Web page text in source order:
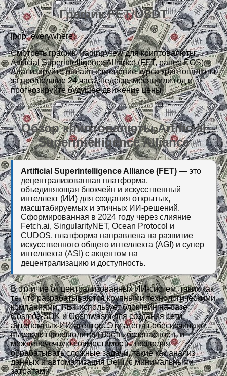
График FET/USDT
[php_everywhere]
Смотреть график TradingView для криптовалюты
Artificial Superintelligence Alliance (FET, ранее EOS).
Анализируйте онлайн изменение курса криптовалюты
за прошедшие 24 часа, неделю, месяц или год и
прогнозируйте будущее движение цены.
Обзор криптовалюты Artificial
Superintelligence Alliance
Artificial Superintelligence Alliance (FET) — это
децентрализованная платформа,
объединяющая блокчейн и искусственный
интеллект (ИИ) для создания открытых,
масштабируемых и этичных ИИ-решений.
Сформированная в 2024 году через слияние
Fetch.ai, SingularityNET, Ocean Protocol и
CUDOS, платформа направлена на развитие
искусственного общего интеллекта (AGI) и супер
интеллекта (ASI) с акцентом на
децентрализацию и доступность.
В отличие от централизованных ИИ-систем, таких как
те, что разрабатываются крупными технологическими
компаниями, FET использует блокчейн на базе
Cosmos-SDK и Cosmwasm для создания сети
автономных ИИ-агентов. Эти агенты обеспечивают
высокую производительность, безопасность и
межцепочечную совместимость, позволяя
обрабатывать сложные задачи, такие как анализ
данных и автоматизация DeFi, с минимальными
затратами.